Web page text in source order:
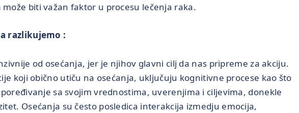
biti važan faktor u procesu lečenja raka.
razlikujemo :
od osećanja, jer je njihov glavni cilj da nas pripreme za akciju.
koji obično utiču na osećanja, uključuju kognitivne procese kao što
sa svojim vrednostima, uverenjima i ciljevima, donekle
Osećanja su često posledica interakcija izmedju emocija,